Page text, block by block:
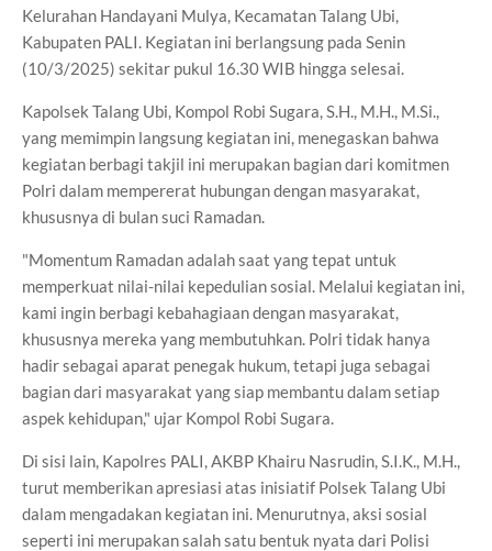
Kelurahan Handayani Mulya, Kecamatan Talang Ubi,
Kabupaten PALI. Kegiatan ini berlangsung pada Senin
(10/3/2025) sekitar pukul 16.30 WIB hingga selesai.
Kapolsek Talang Ubi, Kompol Robi Sugara, S.H., M.H., M.Si.,
yang memimpin langsung kegiatan ini, menegaskan bahwa
kegiatan berbagi takjil ini merupakan bagian dari komitmen
Polri dalam mempererat hubungan dengan masyarakat,
khususnya di bulan suci Ramadan.
"Momentum Ramadan adalah saat yang tepat untuk
memperkuat nilai-nilai kepedulian sosial. Melalui kegiatan ini,
kami ingin berbagi kebahagiaan dengan masyarakat,
khususnya mereka yang membutuhkan. Polri tidak hanya
hadir sebagai aparat penegak hukum, tetapi juga sebagai
bagian dari masyarakat yang siap membantu dalam setiap
aspek kehidupan," ujar Kompol Robi Sugara.
Di sisi lain, Kapolres PALI, AKBP Khairu Nasrudin, S.I.K., M.H.,
turut memberikan apresiasi atas inisiatif Polsek Talang Ubi
dalam mengadakan kegiatan ini. Menurutnya, aksi sosial
seperti ini merupakan salah satu bentuk nyata dari Polisi